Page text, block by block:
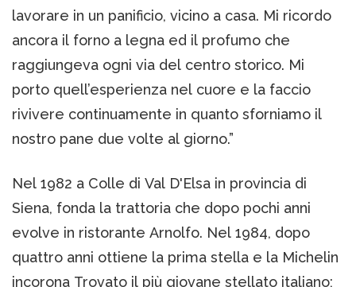
lavorare in un panificio, vicino a casa. Mi ricordo
ancora il forno a legna ed il profumo che
raggiungeva ogni via del centro storico. Mi
porto quell’esperienza nel cuore e la faccio
rivivere continuamente in quanto sforniamo il
nostro pane due volte al giorno.”
Nel 1982 a Colle di Val D'Elsa in provincia di
Siena, fonda la trattoria che dopo pochi anni
evolve in ristorante Arnolfo. Nel 1984, dopo
quattro anni ottiene la prima stella e la Michelin
incorona Trovato il più giovane stellato italiano;